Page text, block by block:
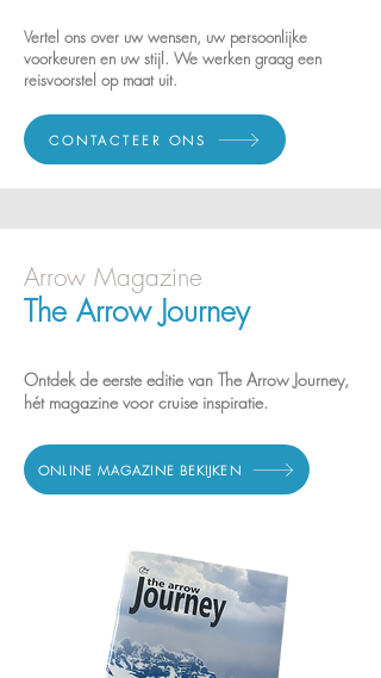
Vertel ons over uw wensen, uw persoonlijke
voorkeuren en uw stijl. We werken graag een
reisvoorstel op maat uit.
CONTACTEER ONS
Arrow Magazine
The Arrow Journey
Ontdek de eerste editie van The Arrow Journey,
hét magazine voor cruise inspiratie.
ONLINE MAGAZINE BEKIJKEN